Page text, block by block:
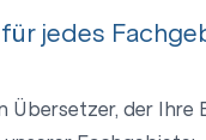
jedes
Übersetzer, der